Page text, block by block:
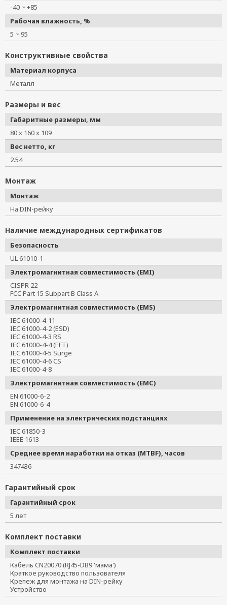
-40 ~ +85
Рабочая влажность, %
5 ~ 95
Конструктивные свойства
Материал корпуса
Металл
Размеры и вес
Габаритные размеры, мм
80 x 160 x 109
Вес нетто, кг
2.54
Монтаж
Монтаж
На DIN-рейку
Наличие международных сертификатов
Безопасность
UL 61010-1
Электромагнитная совместимость (EMI)
CISPR 22
FCC Part 15 Subpart B Class A
Электромагнитная совместимость (EMS)
IEC 61000-4-11
IEC 61000-4-2 (ESD)
IEC 61000-4-3 RS
IEC 61000-4-4 (EFT)
IEC 61000-4-5 Surge
IEC 61000-4-6 CS
IEC 61000-4-8
Электромагнитная совместимость (EMC)
EN 61000-6-2
EN 61000-6-4
Применение на электрических подстанциях
IEC 61850-3
IEEE 1613
Среднее время наработки на отказ (MTBF), часов
347436
Гарантийный срок
Гарантийный срок
5 лет
Комплект поставки
Комплект поставки
Кабель CN20070 (RJ45-DB9 'мама')
Краткое руководство пользователя
Крепеж для монтажа на DIN-рейку
Устройство